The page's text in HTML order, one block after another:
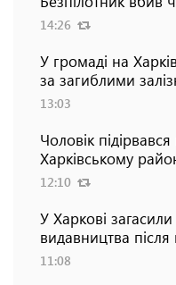
14:26
У громаді на
за загиблими
13:03
Чоловік
Харківському
12:10
У Харкові
видавництва
11:08